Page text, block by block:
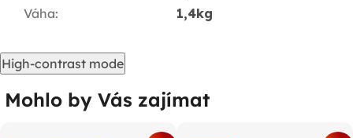
Váha: 1,4kg
High-contrast mode
Mohlo by Vás zajímat